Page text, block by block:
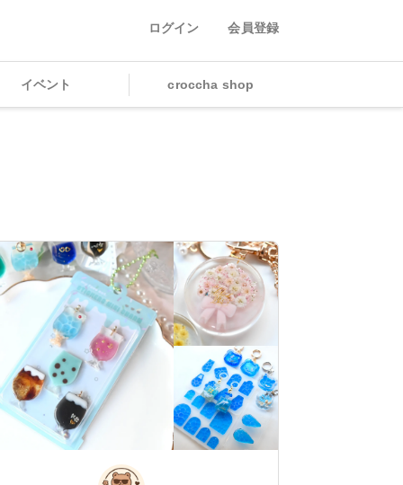
ログイン 会員登録
イベント croccha shop